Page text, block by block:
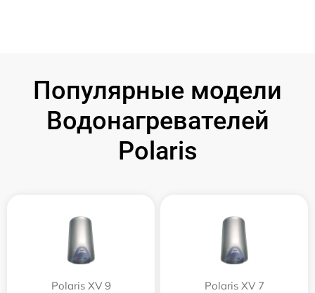
Популярные модели
Водонагревателей
Polaris
Polaris XV 9 Polaris XV 7